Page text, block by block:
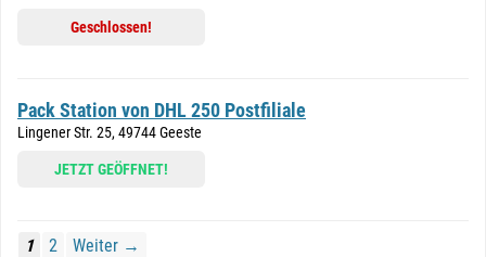
Geschlossen!
Pack Station von DHL 250 Postfiliale
Lingener Str. 25, 49744 Geeste
JETZT GEÖFFNET!
1 2 Weiter →